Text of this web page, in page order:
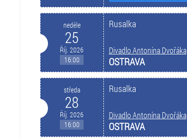
neděle
25
Říj. 2026
16:00
Rusalka
Divadlo Antonína Dvořáka
OSTRAVA
středa
28
Říj. 2026
16:00
Rusalka
Divadlo Antonína Dvořáka
OSTRAVA